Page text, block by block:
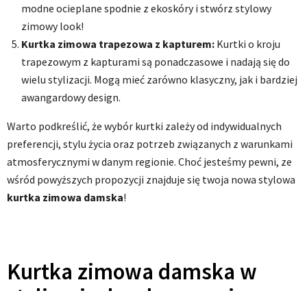
modne ocieplane spodnie z ekoskóry i stwórz stylowy
zimowy look!
Kurtka zimowa trapezowa z kapturem: Kurtki o kroju
trapezowym z kapturami są ponadczasowe i nadają się do
wielu stylizacji. Mogą mieć zarówno klasyczny, jak i bardziej
awangardowy design.
Warto podkreślić, że wybór kurtki zależy od indywidualnych
preferencji, stylu życia oraz potrzeb związanych z warunkami
atmosferycznymi w danym regionie. Choć jesteśmy pewni, ze
wśród powyższych propozycji znajduje się twoja nowa stylowa
kurtka zimowa damska!
Kurtka zimowa damska w